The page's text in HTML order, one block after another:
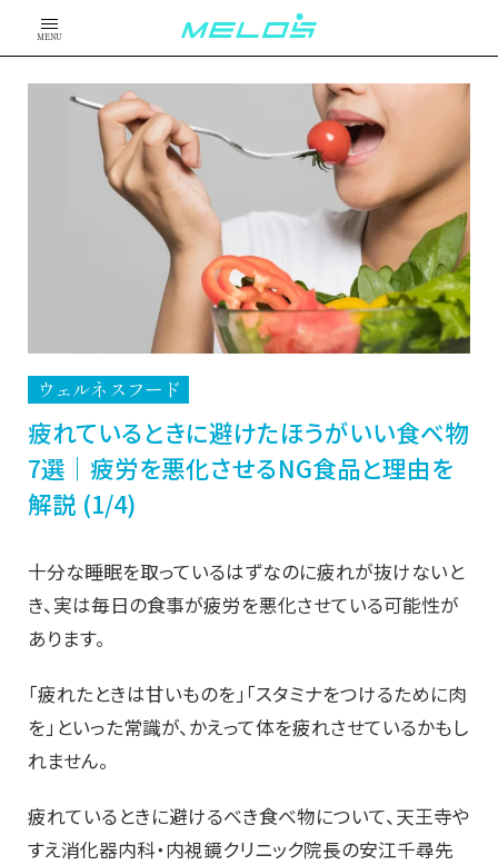
MENU
ウェルネスフード
疲れているときに避けたほうがいい食べ物
7選｜疲労を悪化させるNG食品と理由を
解説 (1/4)
十分な睡眠を取っているはずなのに疲れが抜けないと
き、実は毎日の食事が疲労を悪化させている可能性が
あります。
「疲れたときは甘いものを」「スタミナをつけるために肉
を」といった常識が、かえって体を疲れさせているかもし
れません。
疲れているときに避けるべき食べ物について、天王寺や
すえ消化器内科・内視鏡クリニック院長の安江千尋先